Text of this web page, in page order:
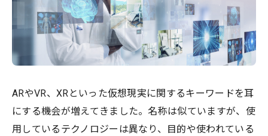
ARやVR、XRといった仮想現実に関するキーワードを耳
にする機会が増えてきました。名称は似ていますが、使
用しているテクノロジーは異なり、目的や使われている